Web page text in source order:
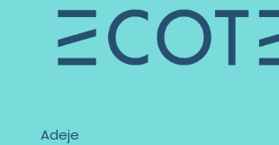
Adeje